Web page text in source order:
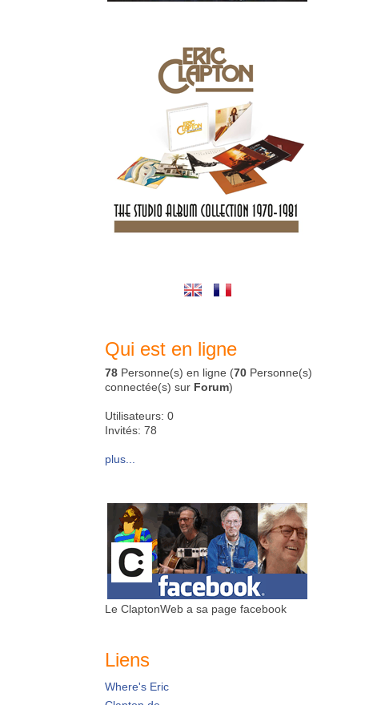
Qui est en ligne
78 Personne(s) en ligne (70 Personne(s)
connectée(s) sur Forum)
Utilisateurs: 0
Invités: 78
plus...
Le ClaptonWeb a sa page facebook
Liens
Where's Eric